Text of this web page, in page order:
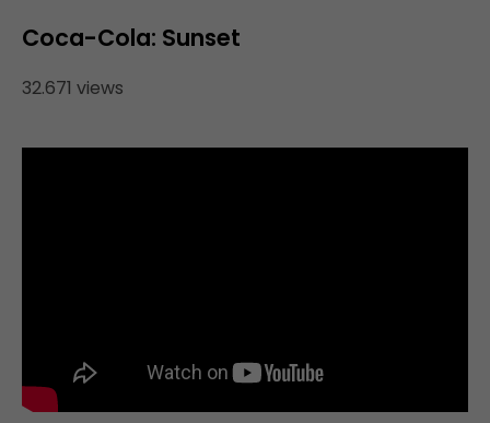
Coca-Cola: Sunset
32.671 views